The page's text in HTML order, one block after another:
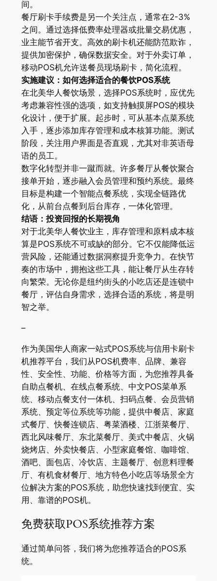
间。
餐厅刷卡手续费是另一个关注点，通常在2-3%
之间。通过选择低费率处理器或批量交易优惠，
业主能节省开支。高效的刷卡机还能防范欺诈，
提供加密保护，确保数据安全。对于外卖订单，
移动POS机允许送餐员现场刷卡，简化流程。
实施建议：如何选择适合的餐饮POS系统
在北美华人餐饮场景，选择POS系统时，应优先
考虑兼容性强的选项，如支持触摸屏POS的模块
化设计，便于扩展。起步时，可从基本点菜系统
入手，逐步添加库存管理和成本核算功能。测试
阶段，关注用户界面是否直观，尤其对非英语母
语的员工。
数字化转型并非一蹴而就。许多餐厅从餐饮聚合
接单开始，逐步融入会员管理和预约系统。最终
目标是构建一个智能点餐系统，实现全链路优
化，从前台点餐到后台库存，一体化管理。
结语：投资回报的长期视角
对于北美华人餐饮业主，库存管理和原料成本核
算是POS系统不可或缺的部分。它不仅能降低运
营风险，还能通过数据洞察提升竞争力。在快节
奏的市场中，拥抱这些工具，能让餐厅从生存转
向繁荣。无论你是纽约街头的小吃店还是连锁中
餐厅，评估自身需求，选择合适的系统，将是明
智之举。
–
作为美国华人商家一站式POS系统与信用卡刷卡
机推荐平台，我们从POS机费率、品牌、兼容
性、安全性、功能、价格等方面，为您推荐具备
自助点餐机、在线点餐系统、中文POS菜单系
统、移动点餐支付一体机、扫码点餐、会员营销
系统、预定等位系统等功能，提供中餐店、家庭
式餐厅、快餐连锁店、粤菜酒楼、江浙菜餐厅、
西北风味餐厅、东北菜餐厅、美式中餐店、火锅
烧烤店、外卖快餐店、小型家庭餐馆、咖啡馆、
酒吧、面包店、冷饮店、主题餐厅、创意料理餐
厅、有机食材餐厅、地方特色小吃店等场景全方
位解决方案的POS系统，助您快速找到便宜、实
用、靠谱的POS机。
免费获取POS系统推荐方案
通过简单问答，我们将为您推荐适合的POS系
统。